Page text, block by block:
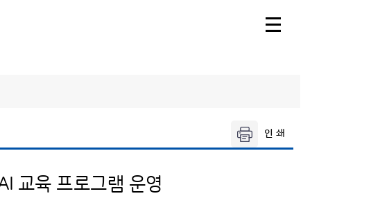
한라산·오름·올레·둘레길
공항기상정보
교육 프로그램 운영